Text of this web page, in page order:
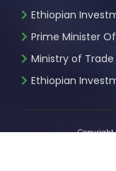
Ethiopian
Prime Minister
Ministry of
Ethiopian